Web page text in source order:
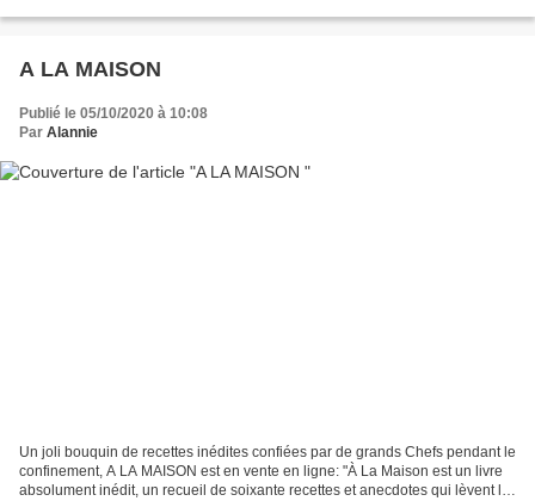
A LA MAISON
Publié le 05/10/2020 à 10:08
Par Alannie
Un joli bouquin de recettes inédites confiées par de grands Chefs pendant le
confinement, A LA MAISON est en vente en ligne: "À La Maison est un livre
absolument inédit, un recueil de soixante recettes et anecdotes qui lèvent le